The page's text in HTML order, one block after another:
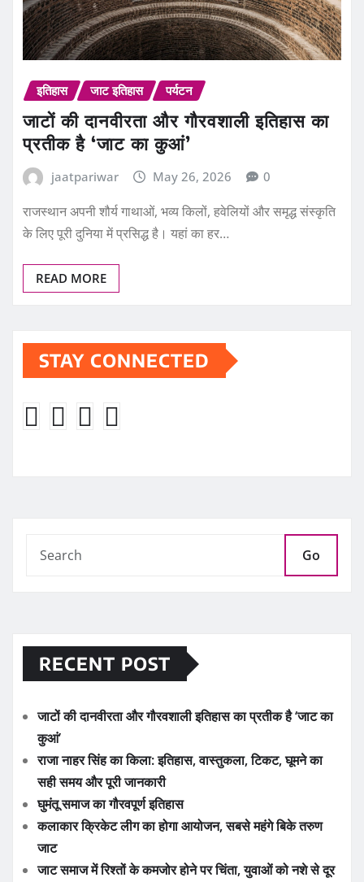
इतिहास जाट इतिहास पर्यटन
जाटों की दानवीरता और गौरवशाली इतिहास का
प्रतीक है ‘जाट का कुआं’
jaatpariwar May 26, 2026 0
राजस्थान अपनी शौर्य गाथाओं, भव्य किलों, हवेलियों और समृद्ध संस्कृति
के लिए पूरी दुनिया में प्रसिद्ध है। यहां का हर…
READ MORE
STAY CONNECTED
Go
RECENT POST
जाटों की दानवीरता और गौरवशाली इतिहास का प्रतीक है ‘जाट का
कुआं’
राजा नाहर सिंह का किला: इतिहास, वास्तुकला, टिकट, घूमने का
सही समय और पूरी जानकारी
घुमंतू समाज का गौरवपूर्ण इतिहास
कलाकार क्रिकेट लीग का होगा आयोजन, सबसे महंगे बिके तरुण
जाट
जाट समाज में रिश्तों के कमजोर होने पर चिंता, युवाओं को नशे से दूर